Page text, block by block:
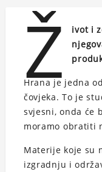
Ž
ivot i
Hrana je jedna
čovjeka. To je
svjesni, onda će
moramo obratiti
Materije koje su
izgradnju i